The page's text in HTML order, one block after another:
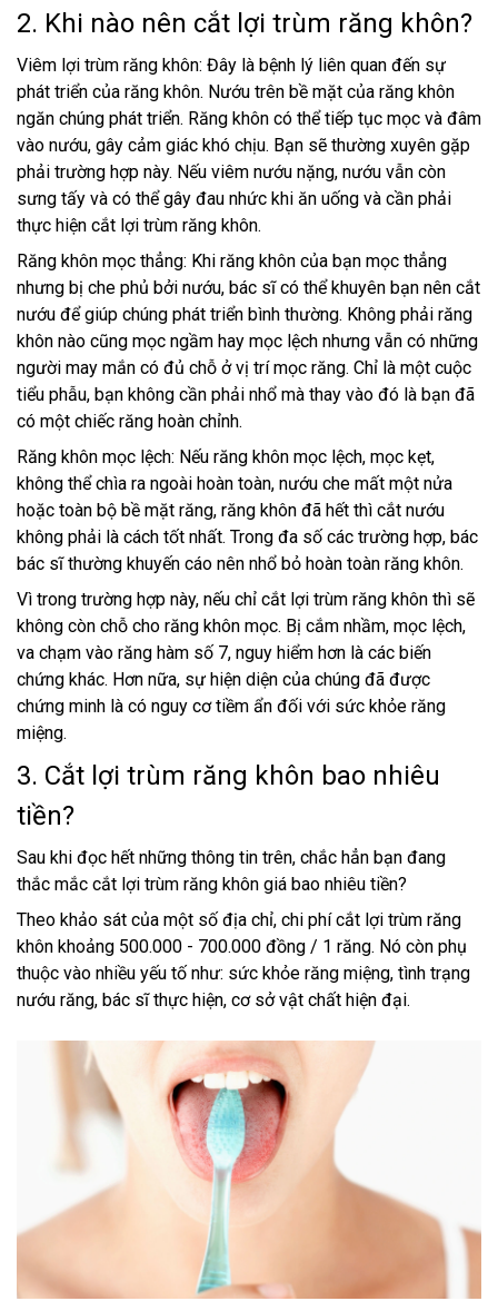
2. Khi nào nên cắt lợi trùm răng khôn?
Viêm lợi trùm răng khôn: Đây là bệnh lý liên quan đến sự
phát triển của răng khôn. Nướu trên bề mặt của răng khôn
ngăn chúng phát triển. Răng khôn có thể tiếp tục mọc và đâm
vào nướu, gây cảm giác khó chịu. Bạn sẽ thường xuyên gặp
phải trường hợp này. Nếu viêm nướu nặng, nướu vẫn còn
sưng tấy và có thể gây đau nhức khi ăn uống và cần phải
thực hiện cắt lợi trùm răng khôn.
Răng khôn mọc thẳng: Khi răng khôn của bạn mọc thẳng
nhưng bị che phủ bởi nướu, bác sĩ có thể khuyên bạn nên cắt
nướu để giúp chúng phát triển bình thường. Không phải răng
khôn nào cũng mọc ngầm hay mọc lệch nhưng vẫn có những
người may mắn có đủ chỗ ở vị trí mọc răng. Chỉ là một cuộc
tiểu phẫu, bạn không cần phải nhổ mà thay vào đó là bạn đã
có một chiếc răng hoàn chỉnh.
Răng khôn mọc lệch: Nếu răng khôn mọc lệch, mọc kẹt,
không thể chìa ra ngoài hoàn toàn, nướu che mất một nửa
hoặc toàn bộ bề mặt răng, răng khôn đã hết thì cắt nướu
không phải là cách tốt nhất. Trong đa số các trường hợp, bác
bác sĩ thường khuyến cáo nên nhổ bỏ hoàn toàn răng khôn.
Vì trong trường hợp này, nếu chỉ cắt lợi trùm răng khôn thì sẽ
không còn chỗ cho răng khôn mọc. Bị cắm nhầm, mọc lệch,
va chạm vào răng hàm số 7, nguy hiểm hơn là các biến
chứng khác. Hơn nữa, sự hiện diện của chúng đã được
chứng minh là có nguy cơ tiềm ẩn đối với sức khỏe răng
miệng.
3. Cắt lợi trùm răng khôn bao nhiêu
tiền?
Sau khi đọc hết những thông tin trên, chắc hẳn bạn đang
thắc mắc cắt lợi trùm răng khôn giá bao nhiêu tiền?
Theo khảo sát của một số địa chỉ, chi phí cắt lợi trùm răng
khôn khoảng 500.000 - 700.000 đồng / 1 răng. Nó còn phụ
thuộc vào nhiều yếu tố như: sức khỏe răng miệng, tình trạng
nướu răng, bác sĩ thực hiện, cơ sở vật chất hiện đại.